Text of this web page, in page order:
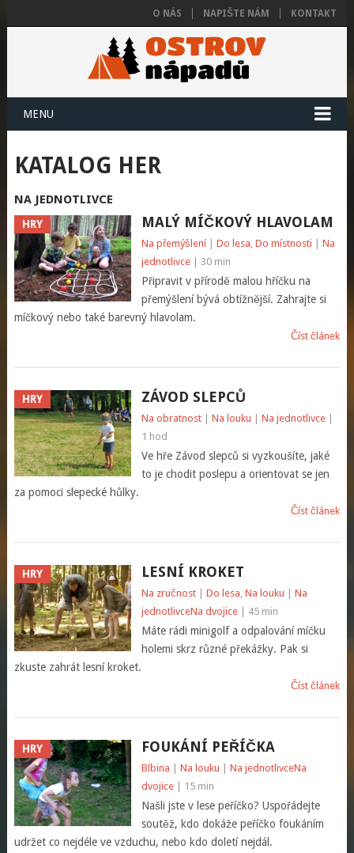
O NÁS NAPIŠTE NÁM KONTAKT
MENU
KATALOG HER
NA JEDNOTLIVCE
HRY MALÝ MÍČKOVÝ HLAVOLAM
Na přemýšlení| Do lesa, Do místnosti
Na
jednotlivce| 30 min
Připravit v přírodě malou hříčku na
přemýšlení bývá obtížnější. Zahrajte si
míčkový nebo také barevný hlavolam.
Číst článek
HRY ZÁVOD SLEPCŮ
Na obratnost| Na louku Na jednotlivce|
1 hod
Ve hře Závod slepců si vyzkoušíte, jaké
to je chodit poslepu a orientovat se jen
za pomoci slepecké hůlky.
Číst článek
HRY LESNÍ KROKET
Na zručnost| Do lesa, Na louku
Na
jednotlivceNa dvojice| 45 min
Máte rádi minigolf a odpalování míčku
holemi skrz různé překážky. Pak si
zkuste zahrát lesní kroket.
Číst článek
HRY FOUKÁNÍ PEŘÍČKA
Blbina Na louku Na jednotlivceNa
dvojice| 15 min
Našli jste v lese peříčko? Uspořádejte
soutěž, kdo dokáže peříčko foukáním
udržet co nejdéle ve vzduchu, nebo kdo doletí nejdál.